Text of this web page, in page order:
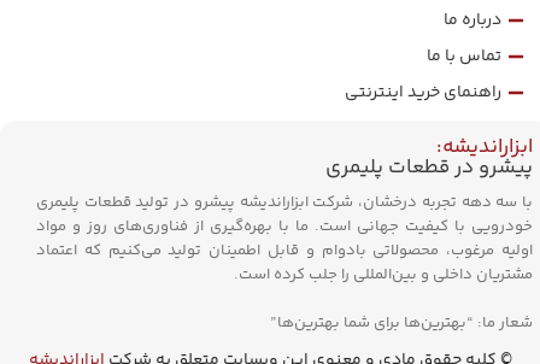
ابزاراندیشه:
پیشرو در قطعات پلیمری
با سه دهه تجربه درخشان، شرکت ابزاراندیشه پیشرو در تولید قطعات پلیمری
خودرویی با کیفیت جهانی است. ما با بهره‌گیری از فناوری‌های روز و مواد
اولیه مرغوب، محصولاتی بادوام و قابل اطمینان تولید می‌کنیم که اعتماد
مشتریان داخلی و بین‌المللی را جلب کرده است.
شعار ما: “بهترین‌ها برای شما بهترین‌ها”
درباره ما
تماس با ما
راهنمای خرید اینترنتی